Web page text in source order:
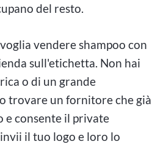
del resto.
vendere shampoo con
sull'etichetta. Non hai
o di un grande
trovare un fornitore che già
e consente il private
il tuo logo e loro lo